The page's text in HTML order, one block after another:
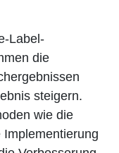
Label-
die
steigern.
wie die